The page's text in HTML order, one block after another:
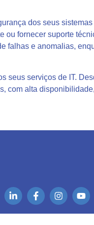
dos seus
ou fornecer suporte
falhas e anomalias,
seus serviços de IT.
com alta